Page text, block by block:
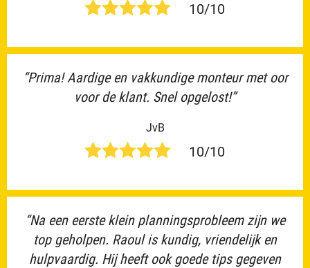
10/10
“Prima! Aardige en vakkundige monteur met oor
voor de klant. Snel opgelost!”
JvB
10/10
“Na een eerste klein planningsprobleem zijn we
top geholpen. Raoul is kundig, vriendelijk en
hulpvaardig. Hij heeft ook goede tips gegeven